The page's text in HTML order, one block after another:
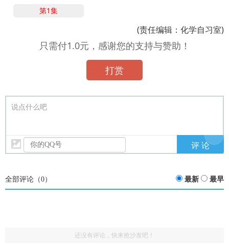
第1集
(责任编辑：化学自习室)
只需付1.0元，感谢您的支持与赞助！
打赏
说点什么吧
全部评论（0） 最新 最早
还没有评论，快来抢沙发吧！